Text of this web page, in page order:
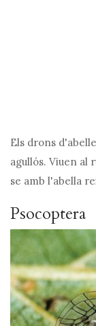
Els drons
agullós. Viuen al
se amb l'abella
Psocoptera